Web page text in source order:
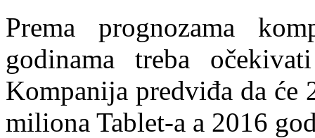
Prema prognozama
godinama treba
Kompanija predviđa da
miliona Tablet-a a 2016